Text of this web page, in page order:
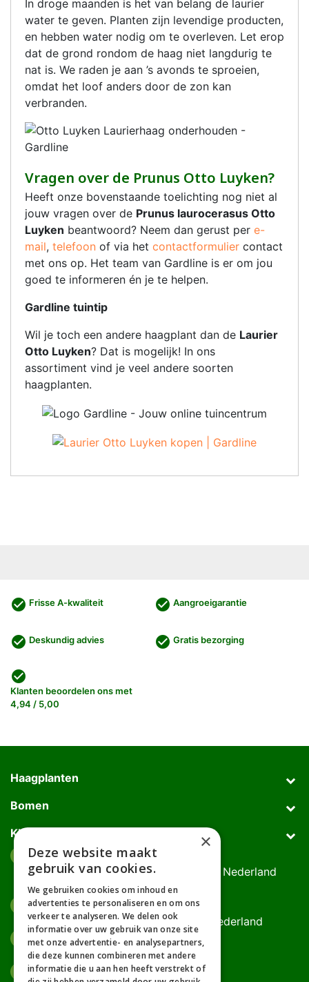
In droge maanden is het van belang de laurier
water te geven. Planten zijn levendige producten,
en hebben water nodig om te overleven. Let erop
dat de grond rondom de haag niet langdurig te
nat is. We raden je aan ’s avonds te sproeien,
omdat het loof anders door de zon kan
verbranden.
Vragen over de Prunus Otto Luyken?
Heeft onze bovenstaande toelichting nog niet al
jouw vragen over de Prunus laurocerasus Otto
Luyken beantwoord? Neem dan gerust per e-
mail, telefoon of via het contactformulier contact
met ons op. Het team van Gardline is er om jou
goed te informeren én je te helpen.
Gardline tuintip
Wil je toch een andere haagplant dan de Laurier
Otto Luyken? Dat is mogelijk! In ons
assortiment vind je veel andere soorten
haagplanten.
check_circle Frisse A-kwaliteit check_circle Aangroeigarantie
check_circle Deskundig advies check_circle Gratis bezorging
check_circle
Klanten beoordelen ons met
4,94 / 5,00
Haagplanten
Bomen
Klantenservice
Afhaaladres
Deurningerweg 50, 7623 AH Borne, Nederland
(op afspraak!)
Kantooradres
Bornsedijk 60, 7559 PT Hengelo, Nederland
085-0475588
06-17314481
info@gardline.nl
×
Deze website maakt
gebruik van cookies.
We gebruiken cookies om inhoud en
advertenties te personaliseren en om ons
verkeer te analyseren. We delen ook
informatie over uw gebruik van onze site
met onze advertentie- en analysepartners,
die deze kunnen combineren met andere
informatie die u aan hen heeft verstrekt of